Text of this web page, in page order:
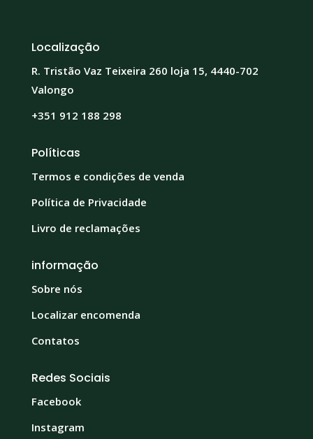
Localização
R. Tristão Vaz Teixeira 260 loja 15, 4440-702
Valongo
+351 912 188 298
Políticas
Termos e condições de venda
Política de Privacidade
Livro de reclamações
informação
Sobre nós
Localizar encomenda
Contatos
Redes Sociais
Facebook
Instagram